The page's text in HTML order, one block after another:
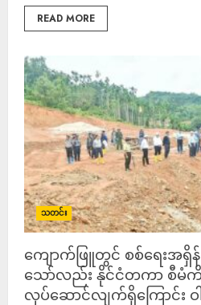
READ MORE
သတင်း
ကျောက်ဖြူတွင် စစ်ရေးအရှိ
သော်လည်း နိုင်ငံတကာ စီမံ
လုပ်ဆောင်လျက်ရှိကြောင်း ဝါ